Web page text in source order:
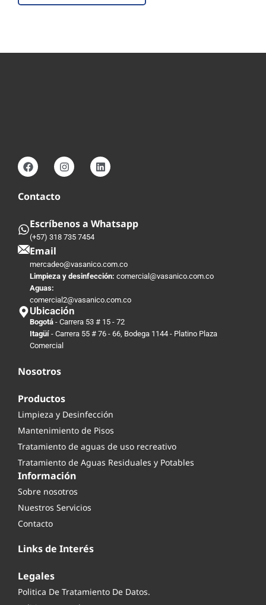
Contacto
Escríbenos a Whatsapp
(+57) 318 735 7454
Email
mercadeo@vasanico.com.co
Limpieza y desinfección: comercial@vasanico.com.co
Aguas:
comercial2@vasanico.com.co
Ubicación
Bogotá - Carrera 53 # 15 - 72
Itagüí - Carrera 55 # 76 - 66, Bodega 1144 - Platino Plaza
Comercial
Nosotros
Productos
Limpieza y Desinfección
Mantenimiento de Pisos
Tratamiento de aguas de uso recreativo
Tratamiento de Aguas Residuales y Potables
Información
Sobre nosotros
Nuestros Servicios
Contacto
Links de Interés
Legales
Politica De Tratamiento De Datos.